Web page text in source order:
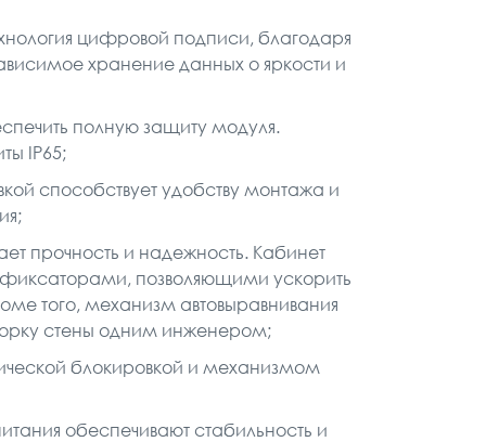
цифровой подписи, благодаря
хранение данных о яркости и
полную защиту модуля.
IP65;
способствует удобству монтажа и
прочность и надежность. Кабинет
позволяющими ускорить
того, механизм автовыравнивания
стены одним инженером;
блокировкой и механизмом
обеспечивают стабильность и